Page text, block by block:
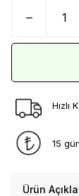
Hızlı
15
Ürün